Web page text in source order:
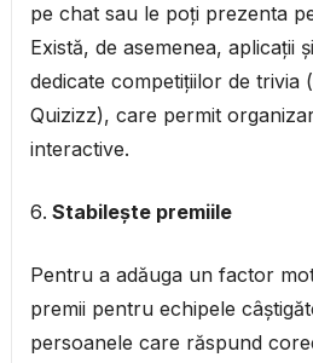
pe chat sau le poți prezenta
Există, de asemenea, aplicații
dedicate competițiilor de trivia
Quizizz), care permit
interactive.
Stabilește premiile
Pentru a adăuga un factor
premii pentru echipele
persoanele care răspund